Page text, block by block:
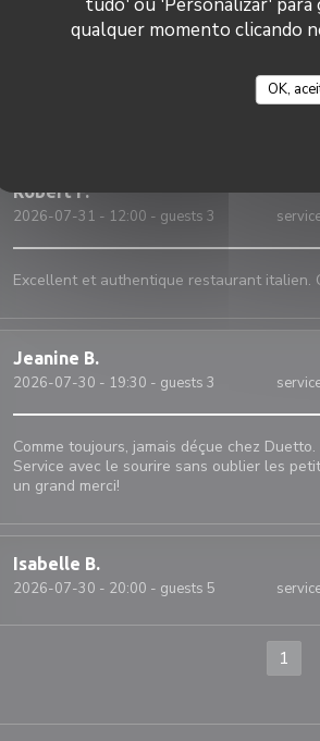
qualquer momento clicando
OK,
T
2026-07-31- 12:30 - guests 2
Une excellente adresse italienne au cœur
est tout simplement incroyable :
Robert F
2026-07-31 - 12:00 - guests 3
Excellent et authentique restaurant italien.
Jeanine B
2026-07-30 - 19:30 - guests 3
Comme toujours, jamais déçue chez
Service avec le sourire sans oublier les
un grand merci!
Isabelle B
2026-07-30 - 20:00 - guests 5
1